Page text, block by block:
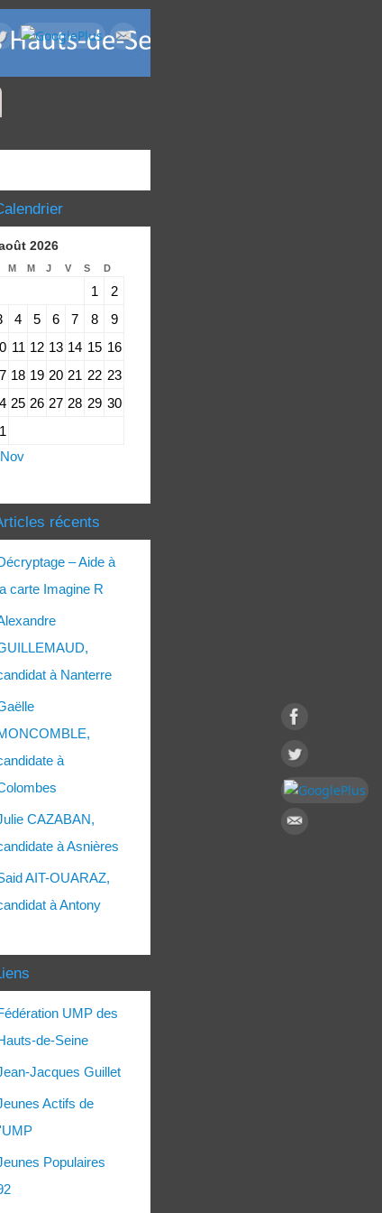
2026
M M J V S D
1
2
4 5 6 7 8
9
11 12 13 14 15 16
18 19 20 21 22 23
25 26 27 28 29 30
récents
– Aide à
carte Imagine R
à Nanterre
à
CAZABAN,
à Asnières
AIT-OUARAZ,
à Antony
UMP des
de-Seine
Jacques Guillet
Actifs de
Populaires